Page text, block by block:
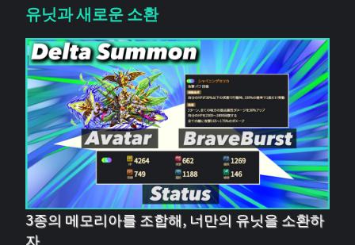
유닛과 새로운 소환
3종의 메모리아를 조합해, 너만의 유닛을 소환하
자